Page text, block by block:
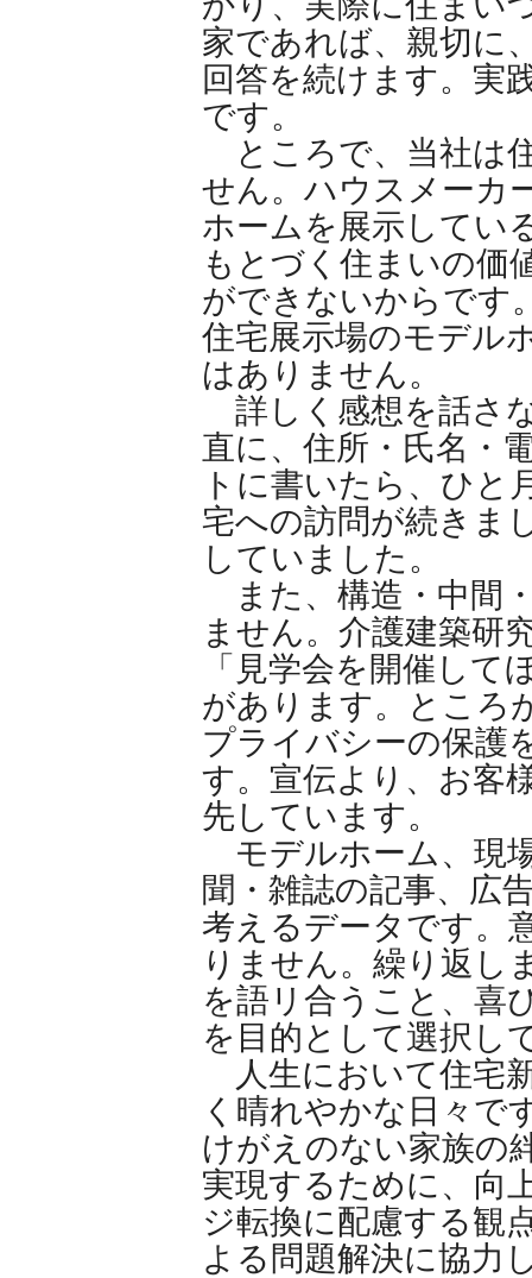
家であれば、親切に
回答を続けます。実
です。
ところで、当社は
せん。ハウスメーカ
ホームを展示してい
もとづく住まいの価
ができないからです
住宅展示場のモデル
はありません。
詳しく感想を話さ
直に、住所・氏名・
トに書いたら、ひと
宅への訪問が続きま
していました。
また、構造・中間
ません。介護建築研
「見学会を開催して
があります。ところ
プライバシーの保護
す。宣伝より、お客
先しています。
モデルホーム、現
聞・雑誌の記事、広
考えるデータです。
りません。繰り返し
を語リ合うこと、喜
を目的として選択し
人生において住宅
く晴れやかな日々で
けがえのない家族の
実現するために、向
ジ転換に配慮する観
よる問題解決に協力